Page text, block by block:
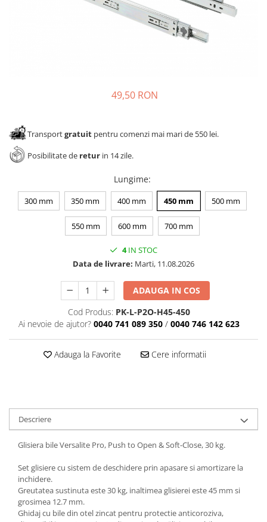
Solutii de curatat & adezivi
49,50 RON
Transportgratuit pentru comenzi mai mari de 550 lei.
Posibilitate de retur in 14 zile.
Lungime:
300 mm 350 mm 400 mm 450 mm 500 mm
550 mm 600 mm 700 mm
4IN STOC
Data de livrare: Marti, 11.08.2026
ADAUGA IN COS
Cod Produs: PK-L-P2O-H45-450
Ai nevoie de ajutor? 0040 741 089 350 / 0040 746 142 623
Adauga la Favorite Cere informatii
Descriere
Glisiera bile Versalite Pro, Push to Open & Soft-Close, 30 kg.
Set glisiere cu sistem de deschidere prin apasare si amortizare la
inchidere.
Greutatea sustinuta este 30 kg, inaltimea glisierei este 45 mm si
grosimea 12.7 mm.
Ghidaj cu bile din otel zincat pentru protectie anticoroziva,